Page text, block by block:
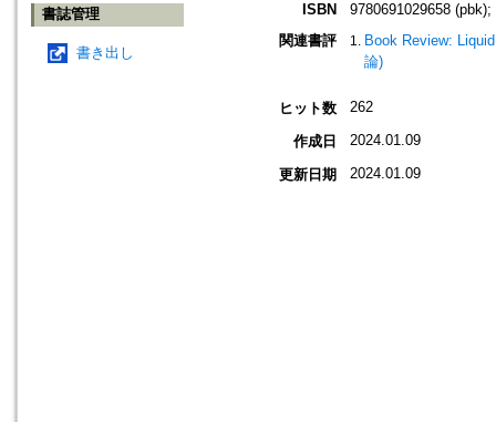
書誌管理
書き出し
ISBN
9780691029658
関連書評
Book Review:
論)
ヒット数 262
作成日 2024.01.09
更新日期 2024.01.09